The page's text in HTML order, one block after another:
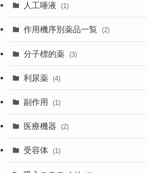
人工唾液 (1)
作用機序別薬品一覧 (2)
分子標的薬 (3)
利尿薬 (4)
副作用 (1)
医療機器 (2)
受容体 (1)